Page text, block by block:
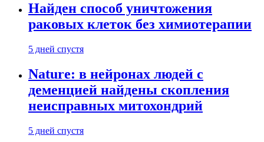
Найден способ уничтожения
раковых клеток без химиотерапии
5 дней спустя
Nature: в нейронах людей с
деменцией найдены скопления
неисправных митохондрий
5 дней спустя